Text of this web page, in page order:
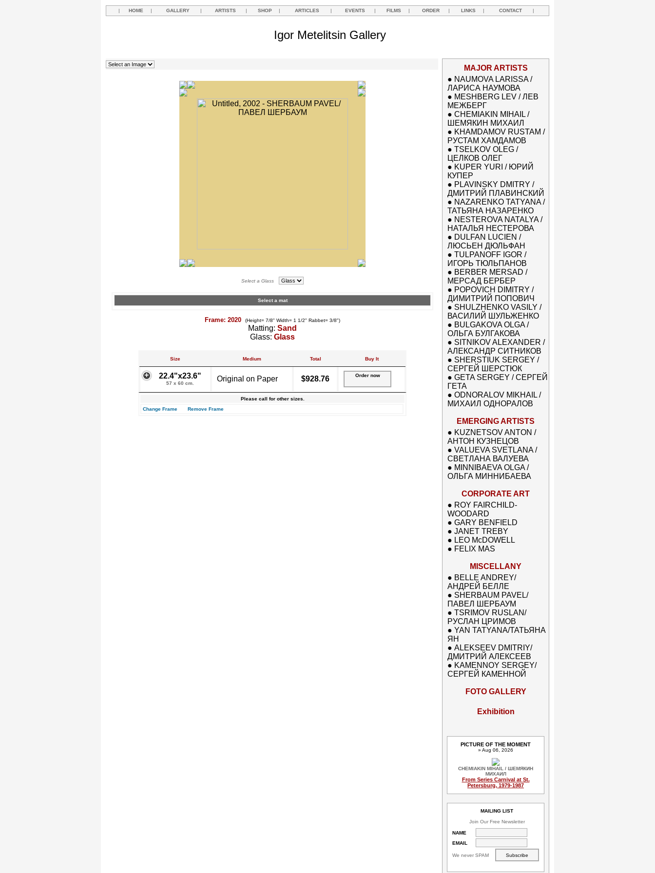
| HOME | GALLERY | ARTISTS | SHOP | ARTICLES | EVENTS | FILMS | ORDER | LINKS | CONTACT |
Igor Metelitsin Gallery
Select a Glass
Select a mat
Frame: 2020 (Height= 7/8" Width= 1 1/2" Rabbet= 3/8")
Matting: Sand
Glass: Glass
Size Medium Total Buy It
22.4"x23.6"
57 x 60 cm.
Original on Paper $928.76 Order now
Please call for other sizes.
Change Frame
Remove Frame
MAJOR ARTISTS
● NAUMOVA LARISSA /
ЛАРИСА НАУМОВА
● MESHBERG LEV / ЛЕВ
МЕЖБЕРГ
● CHEMIAKIN MIHAIL /
ШЕМЯКИН МИХАИЛ
● KHAMDAMOV RUSTAM /
РУСТАМ ХАМДАМОВ
● TSELKOV OLEG /
ЦЕЛКОВ ОЛЕГ
● KUPER YURI / ЮРИЙ
КУПЕР
● PLAVINSKY DMITRY /
ДМИТРИЙ ПЛАВИНСКИЙ
● NAZARENKO TATYANA /
ТАТЬЯНА НАЗАРЕНКО
● NESTEROVA NATALYA /
НАТАЛЬЯ НЕСТЕРОВА
● DULFAN LUCIEN /
ЛЮСЬЕН ДЮЛЬФАН
● TULPANOFF IGOR /
ИГОРЬ ТЮЛЬПАНОВ
● BERBER MERSAD /
МЕРСАД БЕРБЕР
● POPOVICH DIMITRY /
ДИМИТРИЙ ПОПОВИЧ
● SHULZHENKO VASILY /
ВАСИЛИЙ ШУЛЬЖЕНКО
● BULGAKOVA OLGA /
ОЛЬГА БУЛГАКОВА
● SITNIKOV ALEXANDER /
АЛЕКСАНДР СИТНИКОВ
● SHERSTIUK SERGEY /
СЕРГЕЙ ШЕРСТЮК
● GETA SERGEY / СЕРГЕЙ
ГЕТА
● ODNORALOV MIKHAIL /
МИХАИЛ ОДНОРАЛОВ
EMERGING ARTISTS
● KUZNETSOV ANTON /
АНТОН КУЗНЕЦОВ
● VALUEVA SVETLANA /
СВЕТЛАНА ВАЛУЕВА
● MINNIBAEVA OLGA /
ОЛЬГА МИННИБАЕВА
CORPORATE ART
● ROY FAIRCHILD-
WOODARD
● GARY BENFIELD
● JANET TREBY
● LEO McDOWELL
● FELIX MAS
MISCELLANY
● BELLE ANDREY/
АНДРЕЙ БЕЛЛЕ
● SHERBAUM PAVEL/
ПАВЕЛ ШЕРБАУМ
● TSRIMOV RUSLAN/
РУСЛАН ЦРИМОВ
● YAN TATYANA/ТАТЬЯНА
ЯН
● ALEKSEEV DMITRIY/
ДМИТРИЙ АЛЕКСЕЕВ
● KAMENNOY SERGEY/
СЕРГЕЙ КАМЕННОЙ
FOTO GALLERY
Exhibition
PICTURE OF THE MOMENT
» Aug 06, 2026
CHEMIAKIN MIHAIL / ШЕМЯКИН
МИХАИЛ
From Series Carnival at St.
Petersburg, 1979-1987
MAILING LIST
Join Our Free Newsletter
NAME
EMAIL
We never SPAM